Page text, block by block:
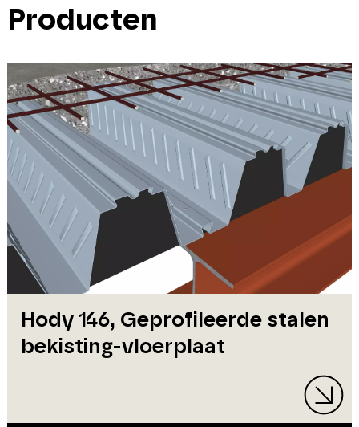
Producten
Hody 146, Geprofileerde stalen
bekisting-vloerplaat